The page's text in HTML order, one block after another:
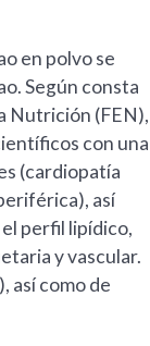
en polvo se
Según consta
Nutrición (FEN),
con una
(cardiopatía
así
perfil lipídico,
y vascular.
así como de